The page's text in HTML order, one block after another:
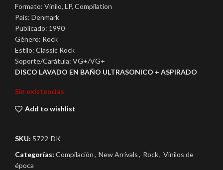
Formato: Vinilo, LP, Compilation
País: Denmark
Publicado: 1990
Género: Rock
Estilo: Classic Rock
Soporte/Carátula: VG+/VG+
DISCO LAVADO EN BAÑO ULTRASONICO + ASPIRADO
Sin existencias
Add to wishlist
SKU: 5722-DK
Categorías: Compilación, New Arrivals, Rock, Vinilos de
época